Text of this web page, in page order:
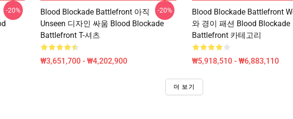
-20%
Blood Blockade Battlefront 아직
Unseen 디자인 싸움 Blood Blockade
Battlefront T-셔츠
₩3,651,700 - ₩4,202,900
-20%
Blood Blockade Battlefront
와 경이 패션 Blood Blockade
Battlefront 카테고리
₩5,918,510 - ₩6,883,110
더 보기